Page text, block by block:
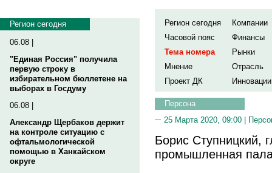
Регион сегодня
06.08 |
"Единая Россия" получила
первую строку в
избирательном бюллетене на
выборах в Госдуму
06.08 |
Александр Щербаков держит
на контроле ситуацию с
офтальмологической
помощью в Ханкайском
округе
Регион сегодня
Компании
Часовой пояс
Финансы
Тема номера
Рынки
Мнение
Отрасль
Проект ДК
Инновации
Персона
25 Марта 2020, 09:00 |
Борис Ступницкий,
промышленная